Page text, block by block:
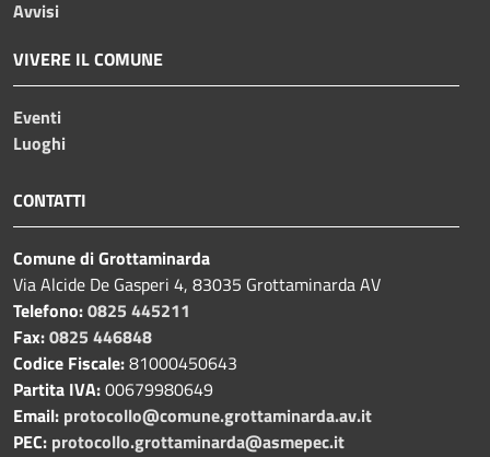
Avvisi
VIVERE IL COMUNE
Eventi
Luoghi
CONTATTI
Comune di Grottaminarda
Via Alcide De Gasperi 4, 83035 Grottaminarda AV
Telefono:0825 445211
Fax:0825 446848
Codice Fiscale:81000450643
Partita IVA:00679980649
Email: protocollo@comune.grottaminarda.av.it
PEC: protocollo.grottaminarda@asmepec.it